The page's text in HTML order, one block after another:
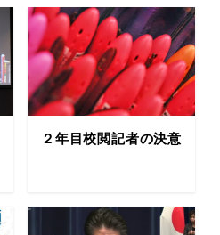
２年目校閲記者の決意